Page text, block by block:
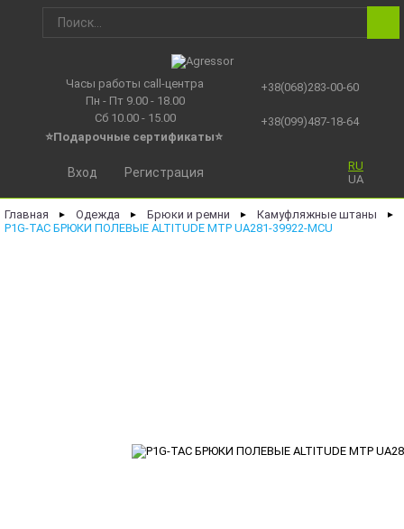
Часы работы call-центра
Пн - Пт 9.00 - 18.00
Сб 10.00 - 15.00
⭐Подарочные сертификаты⭐
+38(068)283-00-60
+38(099)487-18-64
RU
UA
Вход Регистрация
Главная ► Одежда ► Брюки и ремни ► Камуфляжные штаны ►
P1G-TAC БРЮКИ ПОЛЕВЫЕ ALTITUDE MTP UA281-39922-MCU